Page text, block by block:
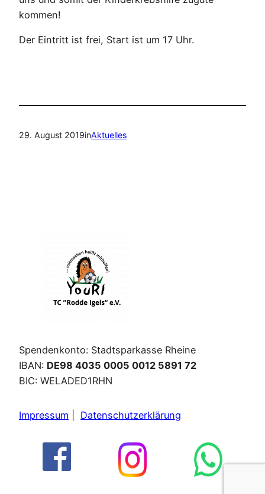
kommen!
Der Eintritt ist frei, Start ist um 17 Uhr.
29. August 2019inAktuelles
Spendenkonto: Stadtsparkasse Rheine
IBAN: DE98 4035 0005 0012 5891 72
BIC: WELADED1RHN
Impressum Datenschutzerklärung